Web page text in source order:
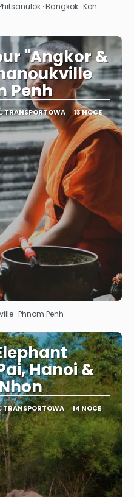
· Bangkok · Koh
"Angkor &
Penh
TRANSPORTOWA 13 NOCE
· Phnom Penh
Hanoi &
TRANSPORTOWA 14 NOCE